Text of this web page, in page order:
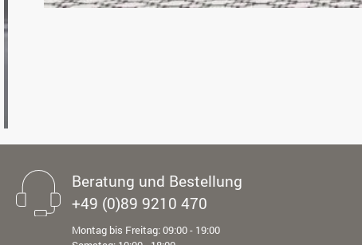
Beratung und Bestellung
+49 (0)89 9210 470
Montag bis Freitag: 09:00 - 19:00